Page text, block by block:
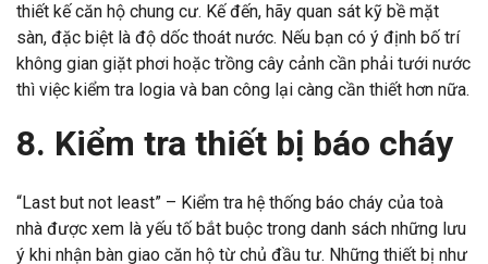
thiết kế căn hộ chung cư. Kế đến, hãy quan sát kỹ bề mặt
sàn, đặc biệt là độ dốc thoát nước. Nếu bạn có ý định bố trí
không gian giặt phơi hoặc trồng cây cảnh cần phải tưới nước
thì việc kiểm tra logia và ban công lại càng cần thiết hơn nữa.
8. Kiểm tra thiết bị báo cháy
“Last but not least” – Kiểm tra hệ thống báo cháy của toà
nhà được xem là yếu tố bắt buộc trong danh sách những lưu
ý khi nhận bàn giao căn hộ từ chủ đầu tư. Những thiết bị như